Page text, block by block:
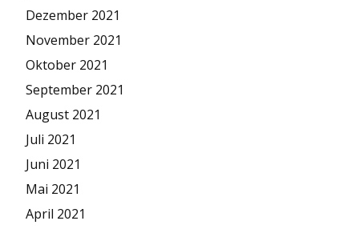
Dezember 2021
November 2021
Oktober 2021
September 2021
August 2021
Juli 2021
Juni 2021
Mai 2021
April 2021